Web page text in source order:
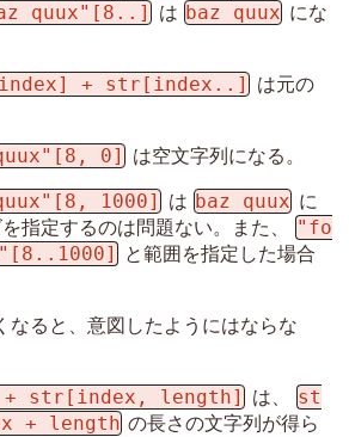
quux"[8..] は baz quux にな
+ str[index..] は元の
0] は空文字列になる。
1000] は baz quux に
指定するのは問題ない。また、
"fo
と範囲を指定した場合
なると、意図したようにはならな
str[index, length] は、
st
+ length の長さの文字列が得ら